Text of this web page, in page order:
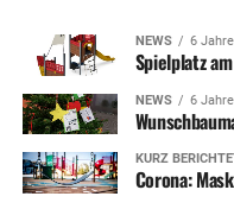
NEWS 6
Spielplatz
NEWS 6
KURZ
Corona: